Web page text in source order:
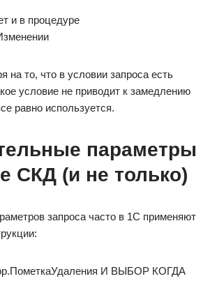
и в процедуре
на то, что в условии запроса есть
условие не приводит к замедлению
равно используется.
параметры
СКД (и не только)
запроса часто в 1С применяют
И ВЫБОР КОГДА